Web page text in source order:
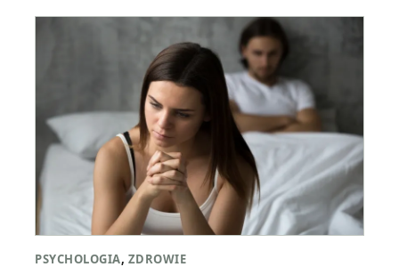
PSYCHOLOGIA, ZDROWIE